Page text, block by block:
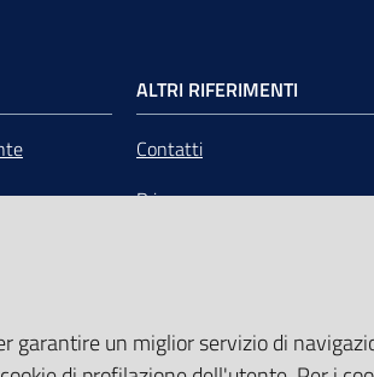
ALTRI RIFERIMENTI
Contatti
Privacy
Sito accessibile
garantire un miglior servizio di